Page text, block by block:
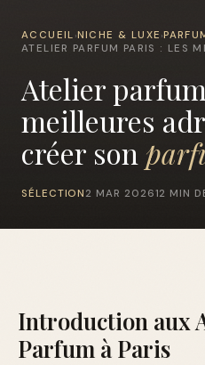
ACCUEIL ›NICHE & LUXE ›
ATELIER PARFUM PARIS : LES
Atelier
meilleures
créer son
SÉLECTION 2 MAR 202612 MIN
Introduction aux
Parfum à Paris